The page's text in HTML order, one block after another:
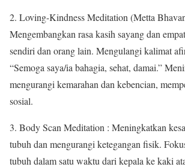
2. Loving-Kindness Meditation (Metta
Mengembangkan rasa kasih sayang dan
sendiri dan orang lain. Mengulangi kalimat
“Semoga saya/ia bahagia, sehat, damai.”
mengurangi kemarahan dan kebencian,
sosial.
3. Body Scan Meditation : Meningkatkan
tubuh dan mengurangi ketegangan fisik.
tubuh dalam satu waktu dari kepala ke kaki